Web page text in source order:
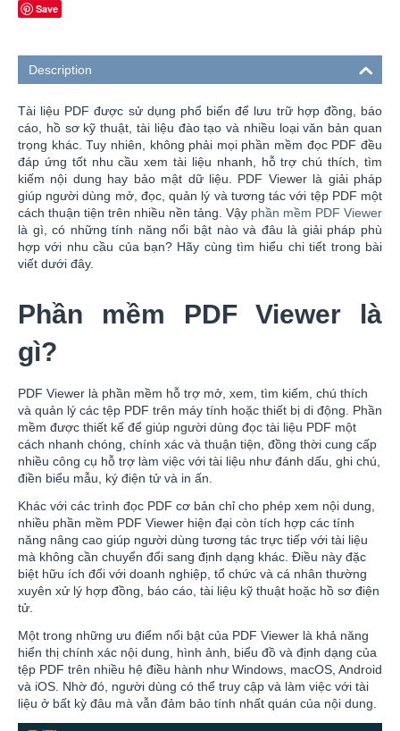
Save
Description
Tài liệu PDF được sử dụng phổ biến để lưu trữ hợp đồng, báo
cáo, hồ sơ kỹ thuật, tài liệu đào tạo và nhiều loại văn bản quan
trọng khác. Tuy nhiên, không phải mọi phần mềm đọc PDF đều
đáp ứng tốt nhu cầu xem tài liệu nhanh, hỗ trợ chú thích, tìm
kiếm nội dung hay bảo mật dữ liệu. PDF Viewer là giải pháp
giúp người dùng mở, đọc, quản lý và tương tác với tệp PDF một
cách thuận tiện trên nhiều nền tảng. Vậy phần mềm PDF Viewer
là gì, có những tính năng nổi bật nào và đâu là giải pháp phù
hợp với nhu cầu của bạn? Hãy cùng tìm hiểu chi tiết trong bài
viết dưới đây.
Phần mềm PDF Viewer là
gì?
PDF Viewer là phần mềm hỗ trợ mở, xem, tìm kiếm, chú thích
và quản lý các tệp PDF trên máy tính hoặc thiết bị di động. Phần
mềm được thiết kế để giúp người dùng đọc tài liệu PDF một
cách nhanh chóng, chính xác và thuận tiện, đồng thời cung cấp
nhiều công cụ hỗ trợ làm việc với tài liệu như đánh dấu, ghi chú,
điền biểu mẫu, ký điện tử và in ấn.
Khác với các trình đọc PDF cơ bản chỉ cho phép xem nội dung,
nhiều phần mềm PDF Viewer hiện đại còn tích hợp các tính
năng nâng cao giúp người dùng tương tác trực tiếp với tài liệu
mà không cần chuyển đổi sang định dạng khác. Điều này đặc
biệt hữu ích đối với doanh nghiệp, tổ chức và cá nhân thường
xuyên xử lý hợp đồng, báo cáo, tài liệu kỹ thuật hoặc hồ sơ điện
tử.
Một trong những ưu điểm nổi bật của PDF Viewer là khả năng
hiển thị chính xác nội dung, hình ảnh, biểu đồ và định dạng của
tệp PDF trên nhiều hệ điều hành như Windows, macOS, Android
và iOS. Nhờ đó, người dùng có thể truy cập và làm việc với tài
liệu ở bất kỳ đâu mà vẫn đảm bảo tính nhất quán của nội dung.